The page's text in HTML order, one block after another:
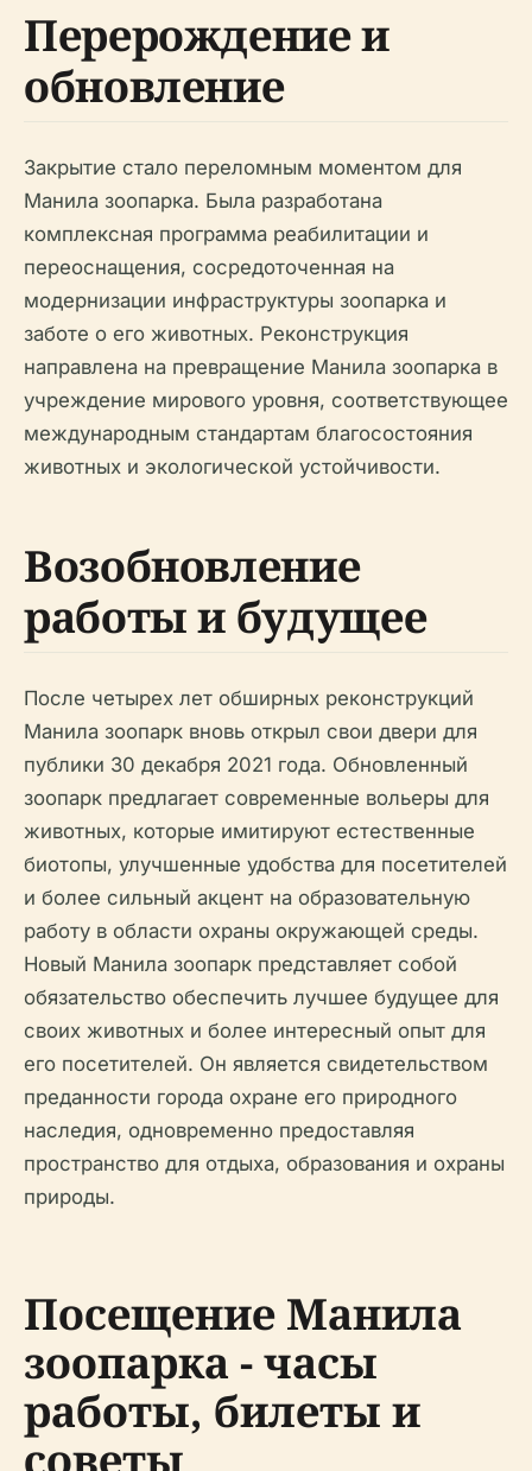
Перерождение и
обновление
Закрытие стало переломным моментом для
Манила зоопарка. Была разработана
комплексная программа реабилитации и
переоснащения, сосредоточенная на
модернизации инфраструктуры зоопарка и
заботе о его животных. Реконструкция
направлена на превращение Манила зоопарка в
учреждение мирового уровня, соответствующее
международным стандартам благосостояния
животных и экологической устойчивости.
Возобновление
работы и будущее
После четырех лет обширных реконструкций
Манила зоопарк вновь открыл свои двери для
публики 30 декабря 2021 года. Обновленный
зоопарк предлагает современные вольеры для
животных, которые имитируют естественные
биотопы, улучшенные удобства для посетителей
и более сильный акцент на образовательную
работу в области охраны окружающей среды.
Новый Манила зоопарк представляет собой
обязательство обеспечить лучшее будущее для
своих животных и более интересный опыт для
его посетителей. Он является свидетельством
преданности города охране его природного
наследия, одновременно предоставляя
пространство для отдыха, образования и охраны
природы.
Посещение Манила
зоопарка - часы
работы, билеты и